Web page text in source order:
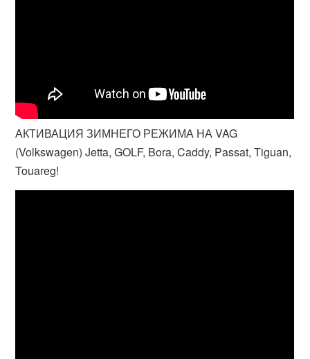
АКТИВАЦИЯ ЗИМНЕГО РЕЖИМА НА VAG
(Volkswagen) Jetta, GOLF, Bora, Caddy, Passat, Tiguan,
Touareg!